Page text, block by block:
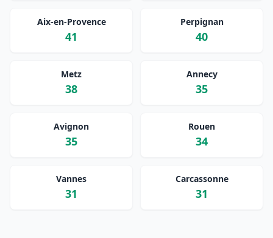
Aix-en-Provence
41
Perpignan
40
Metz
38
Annecy
35
Avignon
35
Rouen
34
Vannes
31
Carcassonne
31